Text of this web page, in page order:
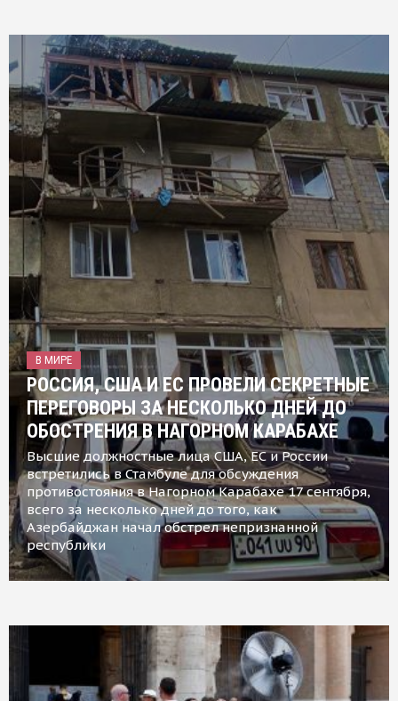
В МИРЕ
РОССИЯ, США И ЕС ПРОВЕЛИ СЕКРЕТНЫЕ
ПЕРЕГОВОРЫ ЗА НЕСКОЛЬКО ДНЕЙ ДО
ОБОСТРЕНИЯ В НАГОРНОМ КАРАБАХЕ
Высшие должностные лица США, ЕС и России
встретились в Стамбуле для обсуждения
противостояния в Нагорном Карабахе 17 сентября,
всего за несколько дней до того, как
Азербайджан начал обстрел непризнанной
республики